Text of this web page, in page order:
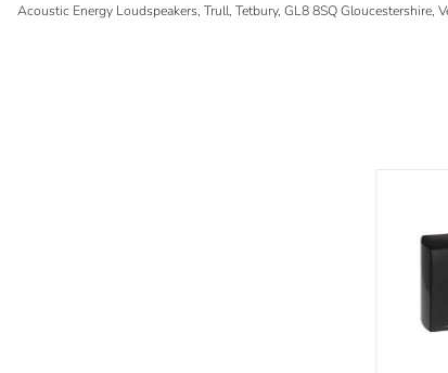
Acoustic Energy Loudspeakers, Trull, Tetbury, GL8 8SQ